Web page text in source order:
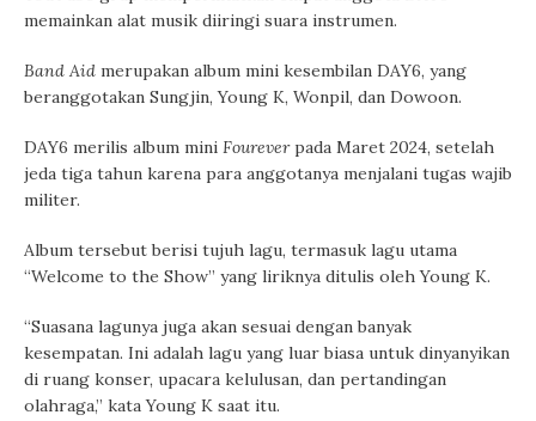
memainkan alat musik diiringi suara instrumen.
Band Aid merupakan album mini kesembilan DAY6, yang
beranggotakan Sungjin, Young K, Wonpil, dan Dowoon.
DAY6 merilis album mini Foureverpada Maret 2024, setelah
jeda tiga tahun karena para anggotanya menjalani tugas wajib
militer.
Album tersebut berisi tujuh lagu, termasuk lagu utama
“Welcome to the Show” yang liriknya ditulis oleh Young K.
“Suasana lagunya juga akan sesuai dengan banyak
kesempatan. Ini adalah lagu yang luar biasa untuk dinyanyikan
di ruang konser, upacara kelulusan, dan pertandingan
olahraga,” kata Young K saat itu.